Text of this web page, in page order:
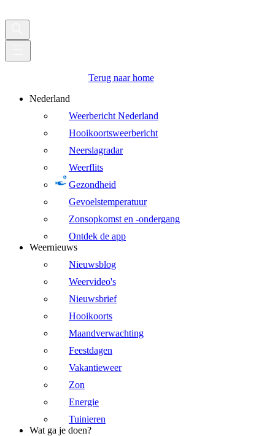
Terug naar home
Nederland
Weerbericht Nederland
Hooikoortsweerbericht
Neerslagradar
Weerflits
Gezondheid
Gevoelstemperatuur
Zonsopkomst en -ondergang
Ontdek de app
Weernieuws
Nieuwsblog
Weervideo's
Nieuwsbrief
Hooikoorts
Maandverwachting
Feestdagen
Vakantieweer
Zon
Energie
Tuinieren
Wat ga je doen?